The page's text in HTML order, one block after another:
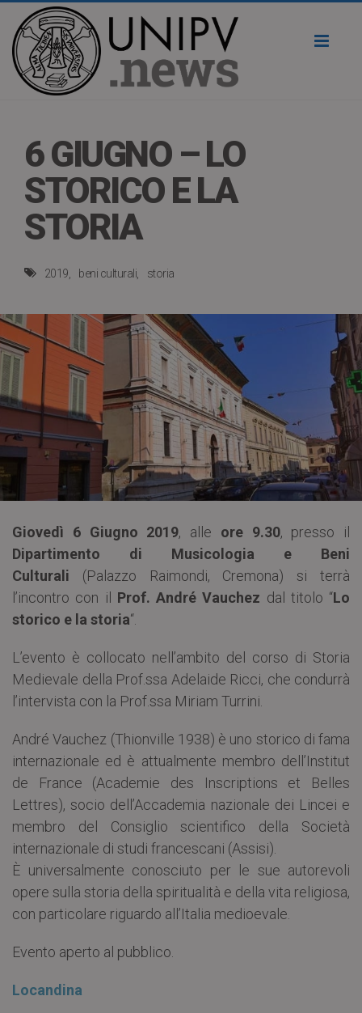
6 GIUGNO – LO
STORICO E LA
STORIA
2019 beni culturali storia
Giovedì 6 Giugno 2019, alle ore 9.30, presso il
Dipartimento di Musicologia e Beni
Culturali (Palazzo Raimondi, Cremona) si terrà
l’incontro con il Prof. André Vauchez dal titolo “Lo
storico e la storia“.
L’evento è collocato nell’ambito del corso di Storia
Medievale della Prof.ssa Adelaide Ricci, che condurrà
l’intervista con la Prof.ssa Miriam Turrini.
André Vauchez (Thionville 1938) è uno storico di fama
internazionale ed è attualmente membro dell’Institut
de France (Academie des Inscriptions et Belles
Lettres), socio dell’Accademia nazionale dei Lincei e
membro del Consiglio scientifico della Società
internazionale di studi francescani (Assisi).
È universalmente conosciuto per le sue autorevoli
opere sulla storia della spiritualità e della vita religiosa,
con particolare riguardo all’Italia medioevale.
Evento aperto al pubblico.
Locandina